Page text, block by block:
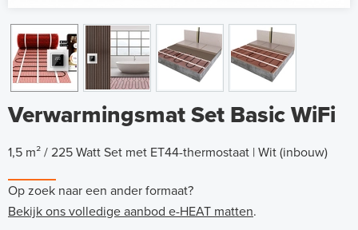
Verwarmingsmat Set Basic WiFi
1,5 m² / 225 Watt Set met ET44-thermostaat | Wit (inbouw)
Op zoek naar een ander formaat?
Bekijk ons volledige aanbod e-HEAT matten.